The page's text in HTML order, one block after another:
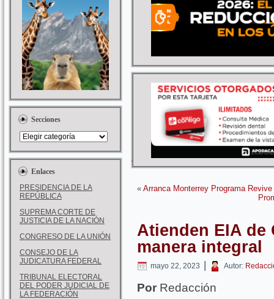
Secciones
Enlaces
PRESIDENCIA DE LA
REPÚBLICA
SUPREMA CORTE DE
JUSTICIA DE LA NACIÓN
CONGRESO DE LA UNIÓN
CONSEJO DE LA
JUDICATURA FEDERAL
TRIBUNAL ELECTORAL
DEL PODER JUDICIAL DE
LA FEDERACIÓN
« Arranca Monterrey Programa
Atienden EIA de
manera integral
mayo 22, 2023 | Autor:
Por Redacción